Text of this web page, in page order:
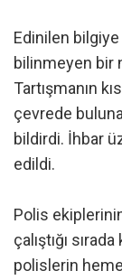
Edinilen bilgiye
bilinmeyen bir
Tartışmanın
çevrede
bildirdi. İhbar
edildi.
Polis
çalıştığı
polislerin